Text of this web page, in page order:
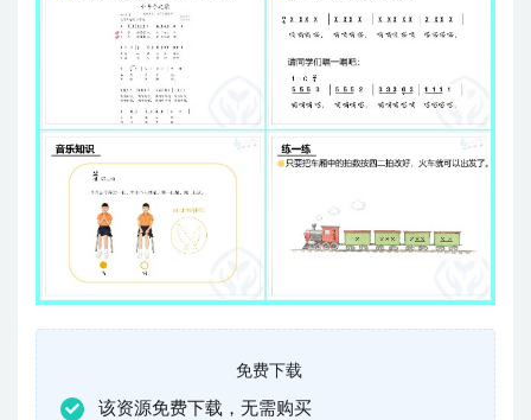
免费下载
该资源免费下载，无需购买